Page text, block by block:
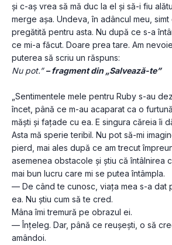
și c-aș vrea să mă duc la el și să-i fiu
merge așa. Undeva, în adâncul meu, simt
pregătită pentru asta. Nu după ce s-a
ce mi-a făcut. Doare prea tare. Am
puterea să scriu un răspuns:
Nu pot.” – fragment din „Salvează-te”
„Sentimentele mele pentru Ruby s-au
încet, până ce m-au acaparat ca o
măști și fațade cu ea. E singura căreia îi
Asta mă sperie teribil. Nu pot să-mi
pierd, mai ales după ce am trecut
asemenea obstacole și știu că întâlnirea
mai bun lucru care mi se putea întâmpla.
— De când te cunosc, viața mea s-a dat
ea. Nu știu cum să te cred.
Mâna îmi tremură pe obrazul ei.
— Înțeleg. Dar, până ce reușești, o să
amândoi.